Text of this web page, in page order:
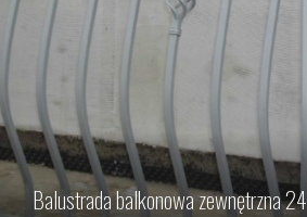
Balustrada balkonowa zewnętrzna 24